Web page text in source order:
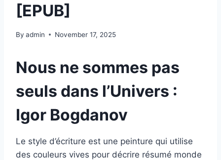
[EPUB]
By admin November 17, 2025
Nous ne sommes pas
seuls dans l’Univers :
Igor Bogdanov
Le style d’écriture est une peinture qui utilise
des couleurs vives pour décrire résumé monde